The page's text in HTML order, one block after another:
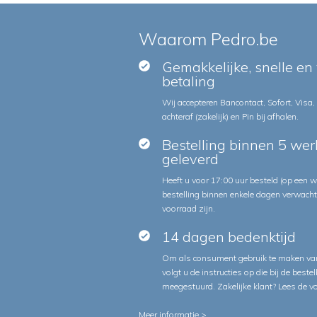
Waarom Pedro.be
Gemakkelijke, snelle
betaling
Wij accepteren Bancontact, Sofort,
achteraf (zakelijk) en Pin bij afhalen.
Bestelling binnen 5
geleverd
Heeft u voor 17:00 uur besteld (op een
bestelling binnen enkele dagen
voorraad zijn.
14 dagen bedenktijd
Om als consument gebruik te maken
volgt u de instructies op die bij de
meegestuurd. Zakelijke klant? Lees de
Meer informatie >